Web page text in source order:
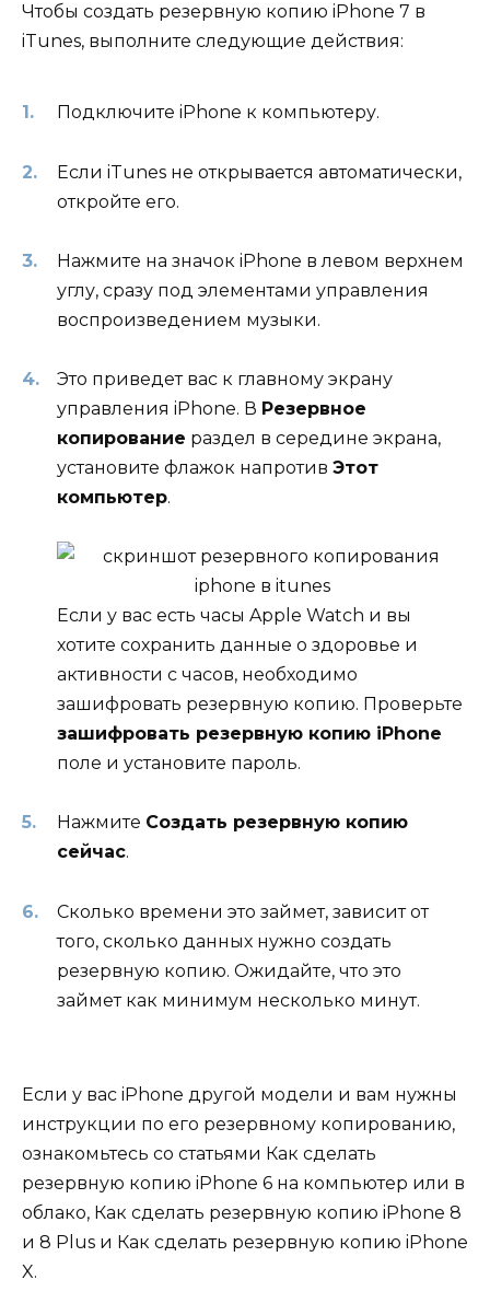
Чтобы создать резервную копию iPhone 7 в
iTunes, выполните следующие действия:
Подключите iPhone к компьютеру.
Если iTunes не открывается автоматически,
откройте его.
Нажмите на значок iPhone в левом верхнем
углу, сразу под элементами управления
воспроизведением музыки.
Это приведет вас к главному экрану
управления iPhone. В Резервное
копирование раздел в середине экрана,
установите флажок напротив Этот
компьютер.
Если у вас есть часы Apple Watch и вы
хотите сохранить данные о здоровье и
активности с часов, необходимо
зашифровать резервную копию. Проверьте
зашифровать резервную копию iPhone
поле и установите пароль.
Нажмите Создать резервную копию
сейчас.
Сколько времени это займет, зависит от
того, сколько данных нужно создать
резервную копию. Ожидайте, что это
займет как минимум несколько минут.
Если у вас iPhone другой модели и вам нужны
инструкции по его резервному копированию,
ознакомьтесь со статьями Как сделать
резервную копию iPhone 6 на компьютер или в
облако, Как сделать резервную копию iPhone 8
и 8 Plus и Как сделать резервную копию iPhone
X.